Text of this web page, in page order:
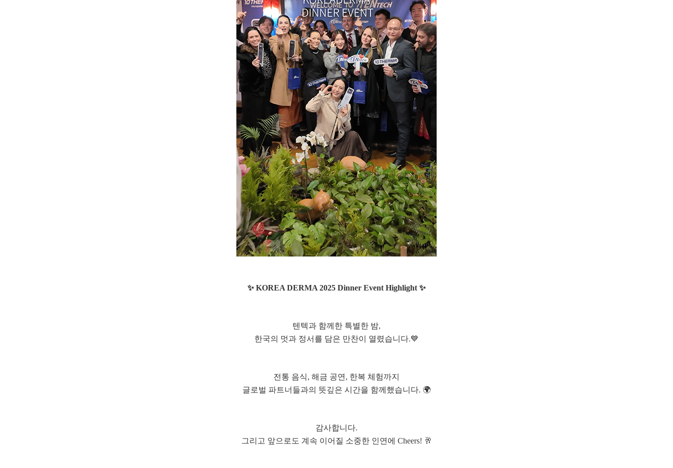
✨ KOREA DERMA 2025 Dinner Event Highlight ✨
텐텍과 함께한 특별한 밤,
한국의 멋과 정서를 담은 만찬이 열렸습니다.💙
전통 음식, 해금 공연, 한복 체험까지
글로벌 파트너들과의 뜻깊은 시간을 함께했습니다. 🌍
감사합니다.
그리고 앞으로도 계속 이어질 소중한 인연에 Cheers! 🥂